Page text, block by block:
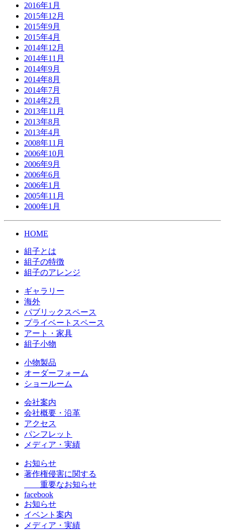
2016年1月
2015年12月
2015年9月
2015年4月
2014年12月
2014年11月
2014年9月
2014年8月
2014年7月
2014年2月
2013年11月
2013年8月
2013年4月
2008年11月
2006年10月
2006年9月
2006年6月
2006年1月
2005年11月
2000年1月
HOME
組子とは
組子の特徴
組子のアレンジ
ギャラリー
海外
パブリックスペース
プライベートスペース
アート・家具
組子小物
小物製品
オーダーフォーム
ショールーム
会社案内
会社概要・沿革
アクセス
パンフレット
メディア・実績
お知らせ
著作権侵害に関する
重要なお知らせ
facebook
お知らせ
イベント案内
メディア・実績